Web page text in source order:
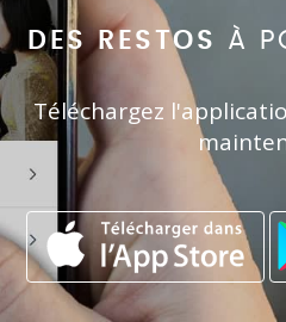
DES RESTOS À
Téléchargez